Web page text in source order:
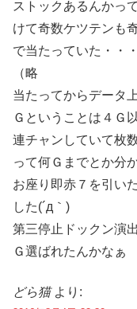
ストックあるんかっ
けて奇数ケツテンも
で当たっていた・・
（略
当たってからデータ
Ｇということは４Ｇ
連チャンしていて枚
って何Ｇまでとか分
お座り即赤７を引い
した(´д｀)
第三停止ドックン演
Ｇ選ばれたんかなぁ
どら猫 より: